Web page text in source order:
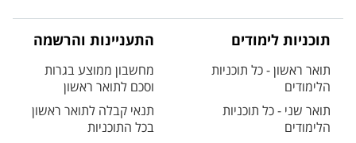
תוכניות לימודים
תואר ראשון - כל תוכניות
הלימודים
תואר שני - כל תוכניות
הלימודים
התעניינות והרשמה
מחשבון ממוצע בגרות
וסכם לתואר ראשון
תנאי קבלה לתואר ראשון
בכל התוכניות